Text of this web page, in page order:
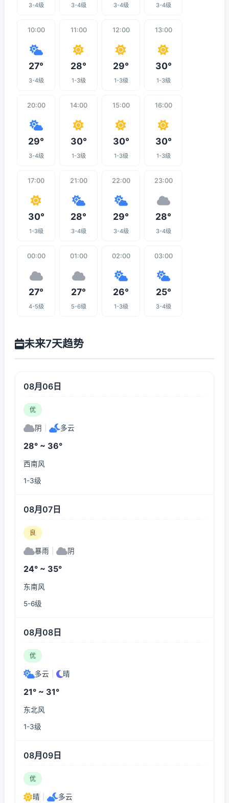
3-4级 3-4级 3-4级 3-4级
10:00
27°
3-4级
11:00
28°
1-3级
12:00
29°
1-3级
13:00
30°
1-3级
20:00
29°
3-4级
14:00
30°
1-3级
15:00
30°
1-3级
16:00
30°
1-3级
17:00
30°
1-3级
21:00
28°
3-4级
22:00
29°
3-4级
23:00
28°
3-4级
00:00
27°
4-5级
01:00
27°
5-6级
02:00
26°
1-3级
03:00
25°
3-4级
未来7天趋势
08月06日
优
阴 多云
28° ~ 36°
西南风
1-3级
08月07日
良
暴雨 阴
24° ~ 35°
东南风
5-6级
08月08日
优
多云 晴
21° ~ 31°
东北风
1-3级
08月09日
优
晴 多云